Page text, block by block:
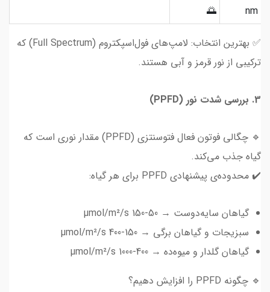
nm
🌅
✅ بهترین انتخاب: لامپ‌های فول‌اسپکتروم (Full Spectrum) که
ترکیبی از نور قرمز و آبی هستند.
3. بررسی شدت نور (PPFD)
🔹 چگالی فوتون فعال فتوسنتزی (PPFD) مقدار نوری است که
گیاه جذب می‌کند.
✔️ محدوده‌ی پیشنهادی PPFD برای هر گیاه:
گیاهان سایه‌دوست → 50-150 µmol/m²/s
سبزیجات و گیاهان برگی → 150-400 µmol/m²/s
گیاهان گلدار و میوه‌ده → 400-1000 µmol/m²/s
🔹 چگونه PPFD را افزایش دهیم؟